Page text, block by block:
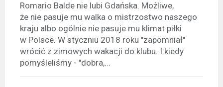
Romario Balde nie lubi Gdańska. Możliwe,
że nie pasuje mu walka o mistrzostwo naszego
kraju albo ogólnie nie pasuje mu klimat piłki
w Polsce. W styczniu 2018 roku "zapomniał"
wrócić z zimowych wakacji do klubu. I kiedy
pomyśleliśmy - "dobra,...